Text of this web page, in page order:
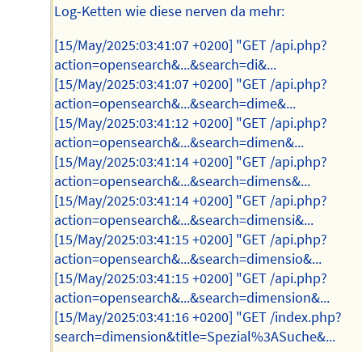
Log-Ketten wie diese nerven da mehr:
[15/May/2025:03:41:07 +0200] "GET /api.php?
action=opensearch&...&search=di&...
[15/May/2025:03:41:07 +0200] "GET /api.php?
action=opensearch&...&search=dime&...
[15/May/2025:03:41:12 +0200] "GET /api.php?
action=opensearch&...&search=dimen&...
[15/May/2025:03:41:14 +0200] "GET /api.php?
action=opensearch&...&search=dimens&...
[15/May/2025:03:41:14 +0200] "GET /api.php?
action=opensearch&...&search=dimensi&...
[15/May/2025:03:41:15 +0200] "GET /api.php?
action=opensearch&...&search=dimensio&...
[15/May/2025:03:41:15 +0200] "GET /api.php?
action=opensearch&...&search=dimension&...
[15/May/2025:03:41:16 +0200] "GET /index.php?
search=dimension&title=Spezial%3ASuche&...